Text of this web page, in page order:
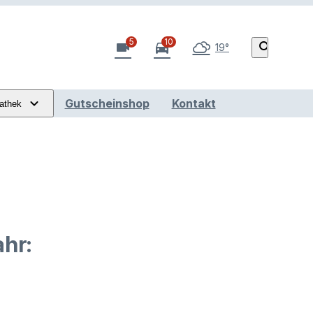
videocam5 directions_car
10 19° search
Gutscheinshop Kontakt